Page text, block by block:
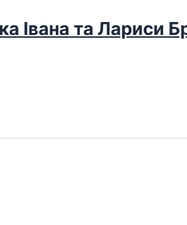
Івана та Лариси